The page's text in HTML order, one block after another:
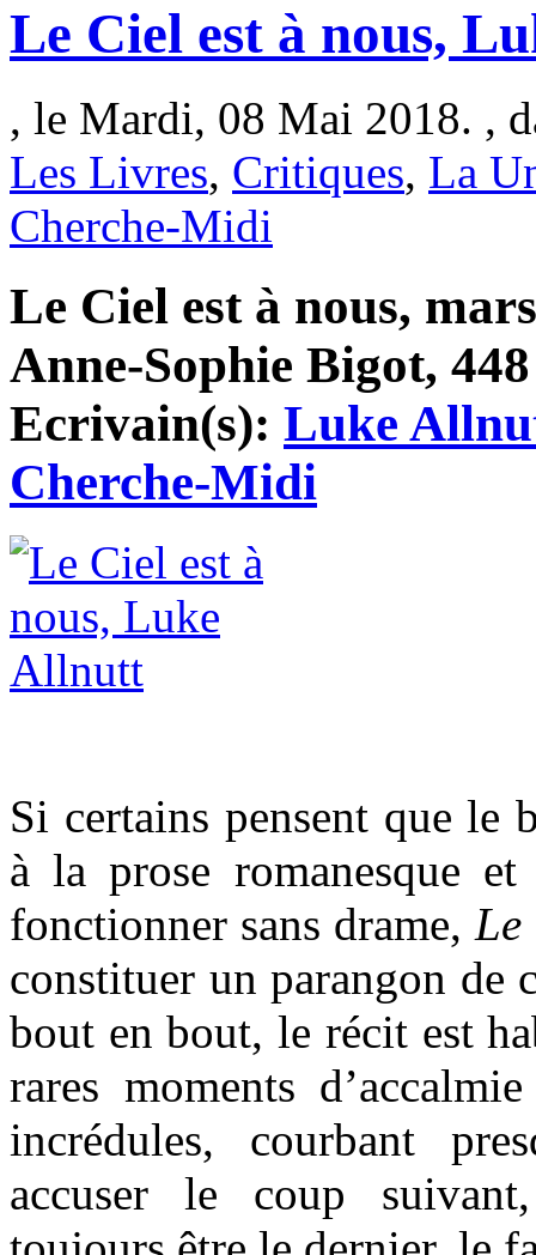
Le Ciel est à nous,
, le Mardi, 08 Mai 2018. ,
Les Livres, Critiques, La
Cherche-Midi
Le Ciel est à nous,
Anne-Sophie Bigot,
Ecrivain(s): Luke
Cherche-Midi
Si certains pensent que le
à la prose romanesque
fonctionner sans drame, Le
constituer un parangon de
bout en bout, le récit est
rares moments
incrédules, courbant
accuser le coup